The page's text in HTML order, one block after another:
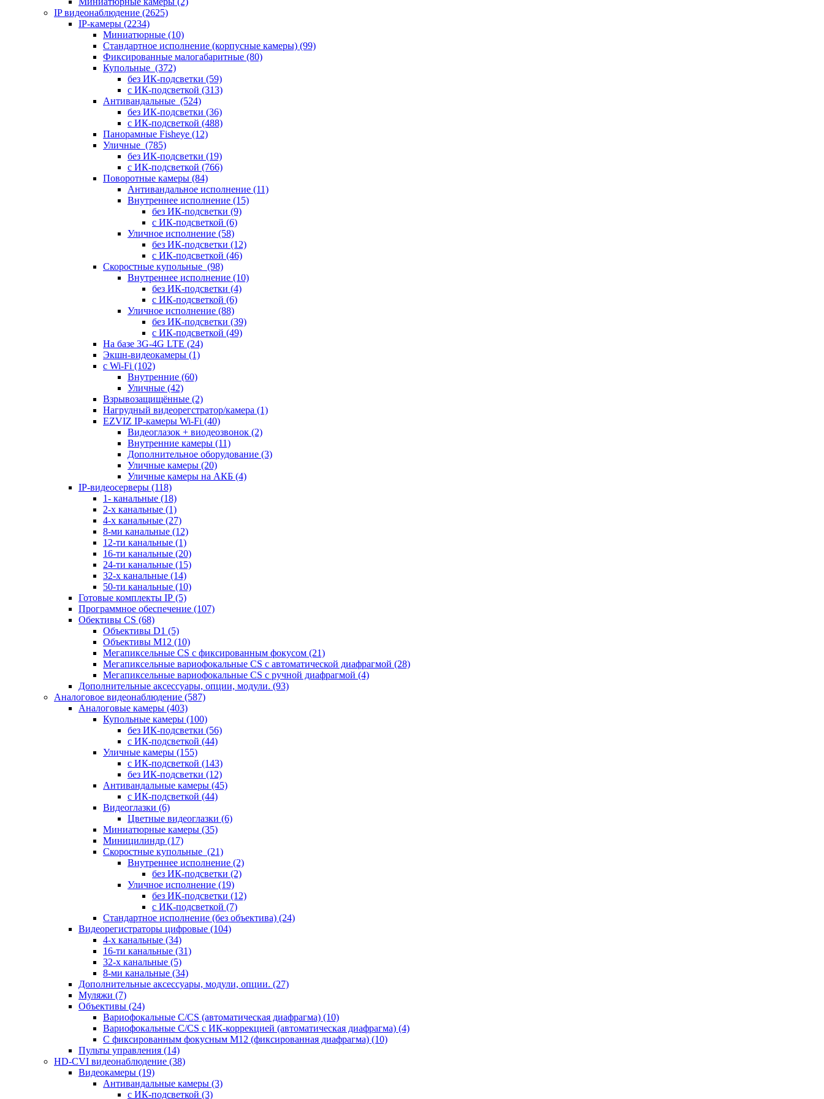
IP видеонаблюдение (2625)
IP-камеры (2234)
Миниатюрные (10)
Стандартное исполнение (корпусные камеры) (99)
Фиксированные малогабаритные (80)
Купольные (372)
без ИК-подсветки (59)
с ИК-подсветкой (313)
Антивандальные (524)
без ИК-подсветки (36)
с ИК-подсветкой (488)
Панорамные Fisheye (12)
Уличные (785)
без ИК-подсветки (19)
с ИК-подсветкой (766)
Поворотные камеры (84)
Антивандальное исполнение (11)
Внутреннее исполнение (15)
без ИК-подсветки (9)
с ИК-подсветкой (6)
Уличное исполнение (58)
без ИК-подсветки (12)
с ИК-подсветкой (46)
Скоростные купольные (98)
Внутреннее исполнение (10)
без ИК-подсветки (4)
с ИК-подсветкой (6)
Уличное исполнение (88)
без ИК-подсветки (39)
с ИК-подсветкой (49)
На базе 3G-4G LTE (24)
Экшн-видеокамеры (1)
с Wi-Fi (102)
Внутренние (60)
Уличные (42)
Взрывозащищённые (2)
Нагрудный видеорегстратор/камера (1)
EZVIZ IP-камеры Wi-Fi (40)
Видеоглазок + виодеозвонок (2)
Внутренние камеры (11)
Дополнительное оборудование (3)
Уличные камеры (20)
Уличные камеры на АКБ (4)
IP-видеосерверы (118)
1- канальные (18)
2-х канальные (1)
4-х канальные (27)
8-ми канальные (12)
12-ти канальные (1)
16-ти канальные (20)
24-ти канальные (15)
32-х канальные (14)
50-ти канальные (10)
Готовые комплекты IP (5)
Программное обеспечение (107)
Обективы CS (68)
Объективы D1 (5)
Объективы M12 (10)
Мегапиксельные CS c фиксированным фокусом (21)
Мегапиксельные вариофокальные CS c автоматической диафрагмой (28)
Мегапиксельные вариофокальные CS c ручной диафрагмой (4)
Дополнительные аксессуары, опции, модули. (93)
Аналоговое видеонаблюдение (587)
Аналоговые камеры (403)
Купольные камеры (100)
без ИК-подсветки (56)
с ИК-подсветкой (44)
Уличные камеры (155)
с ИК-подсветкой (143)
без ИК-подсветки (12)
Антивандальные камеры (45)
с ИК-подсветкой (44)
Видеоглазки (6)
Цветные видеоглазки (6)
Миниатюрные камеры (35)
Миницилиндр (17)
Скоростные купольные (21)
Внутреннее исполнение (2)
без ИК-подсветки (2)
Уличное исполнение (19)
без ИК-подсветки (12)
с ИК-подсветкой (7)
Стандартное исполнение (без объектива) (24)
Видеорегистраторы цифровые (104)
4-х канальные (34)
16-ти канальные (31)
32-х канальные (5)
8-ми канальные (34)
Дополнительные аксессуары, модули, опции. (27)
Муляжи (7)
Объективы (24)
Вариофокальные C/CS (автоматическая диафрагма) (10)
Вариофокальные C/CS с ИК-коррекцией (автоматическая диафрагма) (4)
С фиксированным фокусным М12 (фиксированная диафрагма) (10)
Пульты управления (14)
HD-CVI видеонаблюдение (38)
Видеокамеры (19)
Антивандальные камеры (3)
с ИК-подсветкой (3)